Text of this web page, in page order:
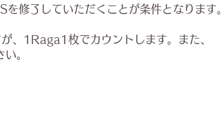
修了していただくことが条件となります。
、1Raga1枚でカウントします。また、
。